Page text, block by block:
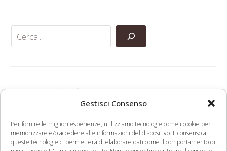
Gestisci Consenso
Per fornire le migliori esperienze, utilizziamo tecnologie come i cookie per
memorizzare e/o accedere alle informazioni del dispositivo. Il consenso a
queste tecnologie ci permetterà di elaborare dati come il comportamento di
Categorie
Anti-Contraffazione
Eventi